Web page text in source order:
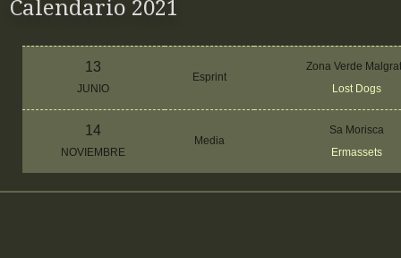
Calendario 2021
13
JUNIO
Esprint
Zona Verde
Lost Dogs
14
NOVIEMBRE
Media
Sa Morisca
Ermassets